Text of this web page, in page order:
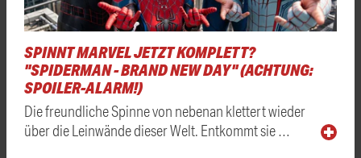
SPINNT MARVEL JETZT KOMPLETT?
"SPIDERMAN - BRAND NEW DAY" (ACHTUNG:
SPOILER-ALARM!)
Die freundliche Spinne von nebenan klettert wieder
über die Leinwände dieser Welt. Entkommt sie …